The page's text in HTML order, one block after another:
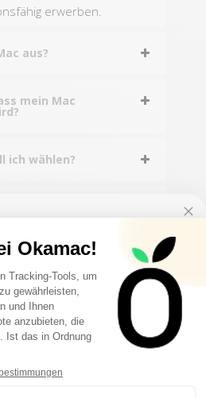
erwerben.
aus?
mein Mac
ich wählen?
generalüberholt zu
ON YOUR
ORDER
to receive your discount.